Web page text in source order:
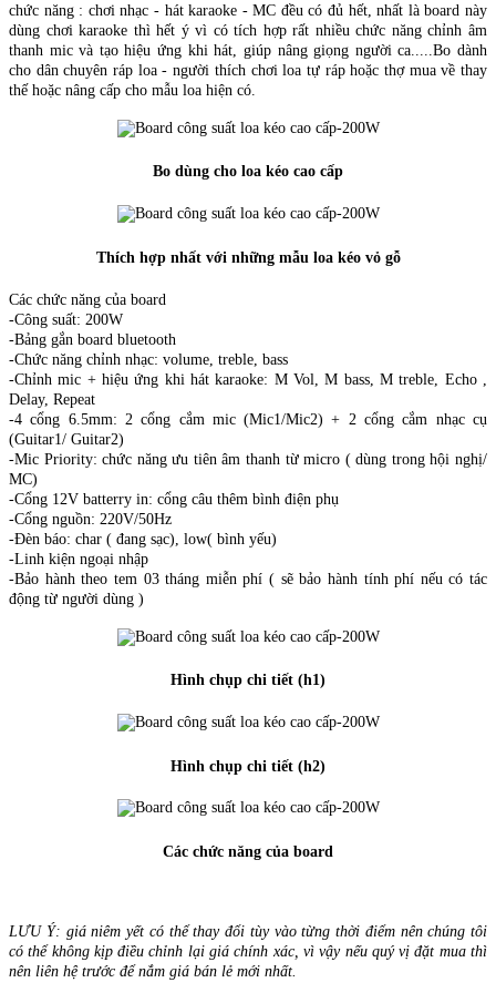
chức năng : chơi nhạc - hát karaoke - MC đều có đủ hết, nhất là board này
dùng chơi karaoke thì hết ý vì có tích hợp rất nhiều chức năng chỉnh âm
thanh mic và tạo hiệu ứng khi hát, giúp nâng giọng người ca.....Bo dành
cho dân chuyên ráp loa - người thích chơi loa tự ráp hoặc thợ mua về thay
thế hoặc nâng cấp cho mẫu loa hiện có.
Bo dùng cho loa kéo cao cấp
Thích hợp nhất với những mẫu loa kéo vỏ gỗ
Các chức năng của board
-Công suất: 200W
-Bảng gắn board bluetooth
-Chức năng chỉnh nhạc: volume, treble, bass
-Chỉnh mic + hiệu ứng khi hát karaoke: M Vol, M bass, M treble, Echo ,
Delay, Repeat
-4 cổng 6.5mm: 2 cổng cắm mic (Mic1/Mic2) + 2 cổng cắm nhạc cụ
(Guitar1/ Guitar2)
-Mic Priority: chức năng ưu tiên âm thanh từ micro ( dùng trong hội nghị/
MC)
-Cổng 12V batterry in: cổng câu thêm bình điện phụ
-Cổng nguồn: 220V/50Hz
-Đèn báo: char ( đang sạc), low( bình yếu)
-Linh kiện ngoại nhập
-Bảo hành theo tem 03 tháng miễn phí ( sẽ bảo hành tính phí nếu có tác
động từ người dùng )
Hình chụp chi tiết (h1)
Hình chụp chi tiết (h2)
Các chức năng của board
LƯU Ý: giá niêm yết có thể thay đổi tùy vào từng thời điểm nên chúng tôi
có thể không kịp điều chỉnh lại giá chính xác, vì vậy nếu quý vị đặt mua thì
nên liên hệ trước để nắm giá bán lẻ mới nhất.